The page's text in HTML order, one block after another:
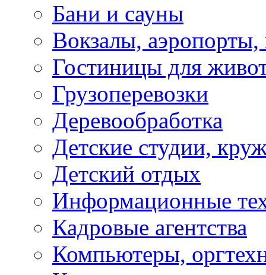
Бани и сауны
Вокзалы,
Гостиницы для
Грузоперевозки
Деревообработка
Детские студии,
Детский отдых
Информационные
Кадровые агентства
Компьютеры,